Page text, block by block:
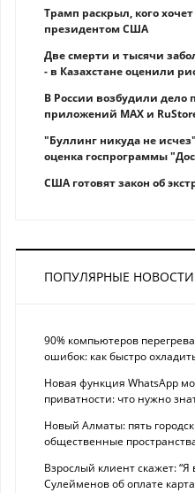
Трамп раскрыл, кого
президентом США
Две смерти и тысячи
- в Казахстане оценили
В России возбудили дело
приложений MAX и
"Буллинг никуда не
оценка госпрограммы
США готовят закон об
ПОПУЛЯРНЫЕ НОВОСТИ
90% компьютеров
ошибок: как быстро
Новая функция WhatsApp
приватности: что нужно
Новый Алматы: пять
общественные
Взрослый клиент скажет:
Сулейменов об оплате